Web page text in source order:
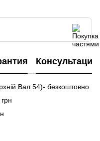
Консультация
Вал 54)- безкоштовно